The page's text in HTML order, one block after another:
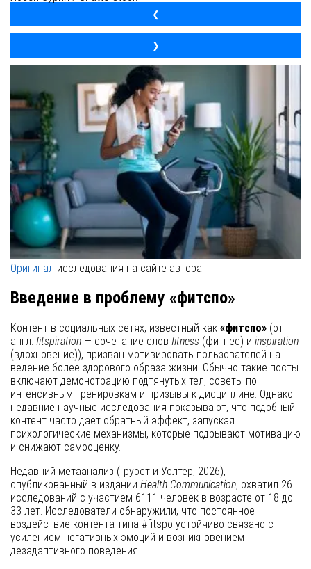
❮
❯
Оригинал исследования на сайте автора
Введение в проблему «фитспо»
Контент в социальных сетях, известный как «фитспо» (от
англ. fitspiration — сочетание слов fitness (фитнес) и inspiration
(вдохновение)), призван мотивировать пользователей на
ведение более здорового образа жизни. Обычно такие посты
включают демонстрацию подтянутых тел, советы по
интенсивным тренировкам и призывы к дисциплине. Однако
недавние научные исследования показывают, что подобный
контент часто дает обратный эффект, запуская
психологические механизмы, которые подрывают мотивацию
и снижают самооценку.
Недавний метаанализ (Груэст и Уолтер, 2026),
опубликованный в издании Health Communication, охватил 26
исследований с участием 6111 человек в возрасте от 18 до
33 лет. Исследователи обнаружили, что постоянное
воздействие контента типа #fitspo устойчиво связано с
усилением негативных эмоций и возникновением
дезадаптивного поведения.